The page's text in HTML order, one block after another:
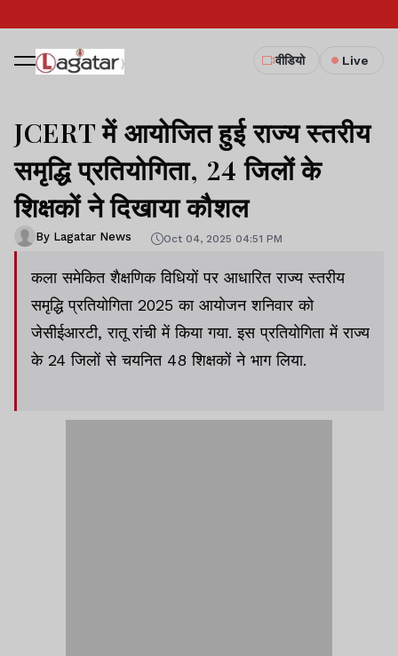
वीडियो Live
JCERT में आयोजित हुई राज्य स्तरीय
समृद्धि प्रतियोगिता, 24 जिलों के
शिक्षकों ने दिखाया कौशल
By Lagatar News Oct 04, 2025 04:51 PM
कला समेकित शैक्षणिक विधियों पर आधारित राज्य स्तरीय
समृद्धि प्रतियोगिता 2025 का आयोजन शनिवार को
जेसीईआरटी, रातू रांची में किया गया. इस प्रतियोगिता में राज्य
के 24 जिलों से चयनित 48 शिक्षकों ने भाग लिया.